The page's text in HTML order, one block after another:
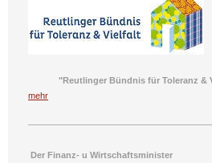
"Reutlinger Bündnis für Toleranz &
mehr
Der Finanz- u Wirtschaftsminister